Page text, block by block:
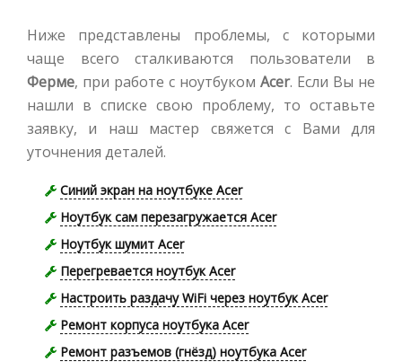
Ниже представлены проблемы, с которыми
чаще всего сталкиваются пользователи в
Ферме, при работе с ноутбуком Acer. Если Вы не
нашли в списке свою проблему, то оставьте
заявку, и наш мастер свяжется с Вами для
уточнения деталей.
Синий экран на ноутбуке Acer
Ноутбук сам перезагружается Acer
Ноутбук шумит Acer
Перегревается ноутбук Acer
Настроить раздачу WiFi через ноутбук Acer
Ремонт корпуса ноутбука Acer
Ремонт разъемов (гнёзд) ноутбука Acer